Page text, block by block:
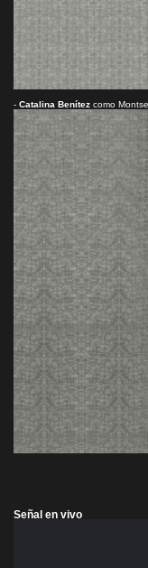
- Catalina Benítez como
Señal en vivo